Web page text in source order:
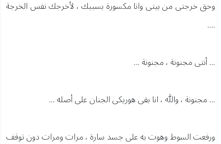
وحق خرجتى من بيتى وانا مكسورة بسببك ، لأخرجك نفس الخرجة
....
... أنتى مجنونة ، مجنونة ...
... مجنونة ، والله ، انا بقى هوريكى الجنان على أصله ...
ورفعت السوط وهوت به على جسد سارة ، مرات ومرات دون توقف